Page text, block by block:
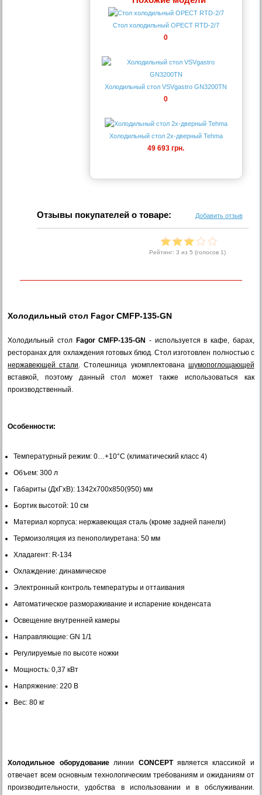
Стол холодильный ОРЕСТ RTD-2/7
0
Холодильный стол VSVgastro GN3200TN
0
Холодильный стол 2х-дверный Tehma
49 693 грн.
Отзывы покупателей о товаре: Добавить отзыв
Рейтинг: 3 из 5 (голосов 1)
Холодильный стол Fagor CMFP-135-GN
Холодильный стол Fagor CMFP-135-GN - используется в кафе, барах,
ресторанах для охлаждения готовых блюд. Стол изготовлен полностью с
нержавеющей стали. Столешница укомплектована шумопоглощающей
вставкой, поэтому данный стол может также использоваться как
производственный.
Особенности:
Температурный режим: 0…+10°С (климатический класс 4)
Объем: 300 л
Габариты (ДхГхВ): 1342x700x850(950) мм
Бортик высотой: 10 см
Материал корпуса: нержавеющая сталь (кроме задней панели)
Термоизоляция из пенополиуретана: 50 мм
Хладагент: R-134
Охлаждение: динамическое
Электронный контроль температуры и оттаивания
Автоматическое размораживание и испарение конденсата
Освещение внутренней камеры
Направляющие: GN 1/1
Регулируемые по высоте ножки
Мощность: 0,37 кВт
Напряжение: 220 В
Вес: 80 кг
Холодильное оборудованиелинии CONCEPTявляется классикой и
отвечает всем основным технологическим требованиям и ожиданиям от
производительности, удобства в использовании и в обслуживании.